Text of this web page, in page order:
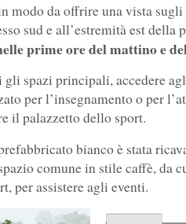
modo da offrire una vista
sud e all’estremità est della
prime ore del mattino e
gli spazi principali, accedere
per l’insegnamento o per
il palazzetto dello sport.
bianco è stata
comune in stile caffè, da
per assistere agli eventi.